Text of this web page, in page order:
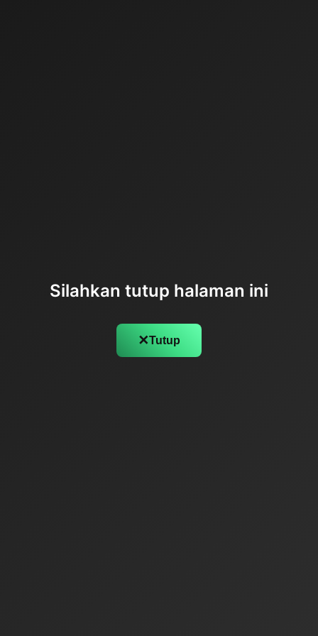
Silahkan tutup halaman ini
✕Tutup